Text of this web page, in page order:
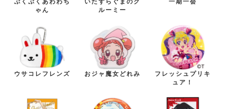
ぷくぷくあわわち
ゃん
いたずらぐまのグ
ルーミー
一期一会
ウサコレフレンズ おジャ魔女どれみ
フレッシュプリキ
ュア！